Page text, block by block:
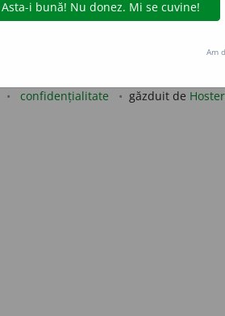
site, inclusiv prin orice metode de extragere
cu excepția seturilor de date oferite oficial
confidențialitate găzduit de
Am